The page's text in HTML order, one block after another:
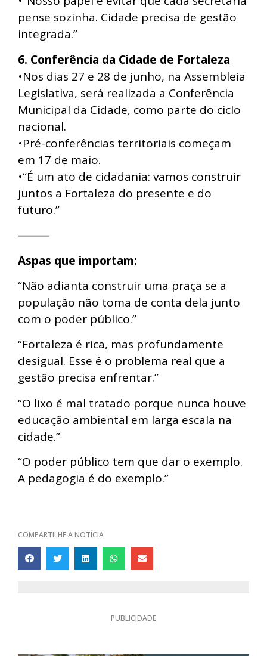
pense sozinha. Cidade precisa de gestão
integrada.”
6. Conferência da Cidade de Fortaleza
•Nos dias 27 e 28 de junho, na Assembleia
Legislativa, será realizada a Conferência
Municipal da Cidade, como parte do ciclo
nacional.
•Pré-conferências territoriais começam
em 17 de maio.
•“É um ato de cidadania: vamos construir
juntos a Fortaleza do presente e do
futuro.”
⸻
Aspas que importam:
“Não adianta construir uma praça se a
população não toma de conta dela junto
com o poder público.”
“Fortaleza é rica, mas profundamente
desigual. Esse é o problema real que a
gestão precisa enfrentar.”
“O lixo é mal tratado porque nunca houve
educação ambiental em larga escala na
cidade.”
“O poder público tem que dar o exemplo.
A pedagogia é do exemplo.”
COMPARTILHE A NOTÍCIA
PUBLICIDADE